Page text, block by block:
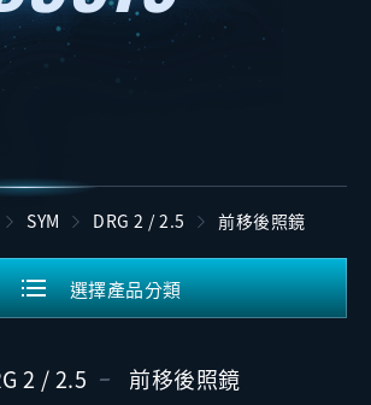
SYM DRG 2 / 2.5 前移後照鏡
選擇產品分類
2 / 2.5 前移後照鏡